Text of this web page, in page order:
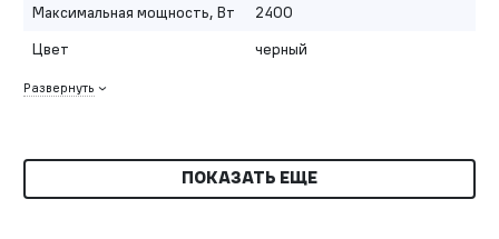
Максимальная мощность, Вт
2400
Цвет
черный
Развернуть
ПОКАЗАТЬ ЕЩЕ